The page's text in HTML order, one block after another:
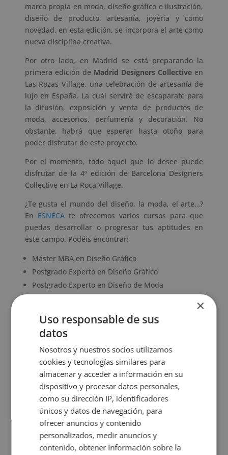
marca propia en moda, diseño gráfico e ilustración,
diseño de producto, artesanía, joyería y como
novedad, en esta edición, se incorpora el arte como
nueva disciplina creativa.
Por otro lado, en Madrid se está preparando la
primera edición de Madrid Designers Collective en
Las Rozas Village, una celebración de artesanía de
lujo en España. La cuál servirá de escaparate para
la difusión, exposición y venta de productos de
moda, accesorios, perfumería y decoración. No
obstante, habrá que esperar hasta otoño para
poder disfrutar de este proyecto.
Por el momento, todo aquel que lo desee puede
disfrutar de la 4º edición de Barcelona Designers
Collective en La Roca Village.
¿Te gusta el mundo del diseño, la moda, el arte…?
En ESNECAte ofrecemos varios cursos para que
puedas desarrollar o progresar tus aptitudes en
este campo. Podéis encontrar:
Máster MBA en Diseño Gráfico
Postgrado Experto en Diseño Gráfico
Postgrado Experto en Diseño de Moda
Máster en Interiorismo, diseño y decoración de
Máster en Interiorismo + Máster en Decoración
de Oficinas
Pide información de nuestros cursos sin ningún
compromiso.
×
Uso responsable de sus
datos
Nosotros y nuestros socios utilizamos
cookies y tecnologías similares para
almacenar y acceder a información en su
dispositivo y procesar datos personales,
como su dirección IP, identificadores
únicos y datos de navegación, para
ofrecer anuncios y contenido
personalizados, medir anuncios y
contenido, obtener información sobre la